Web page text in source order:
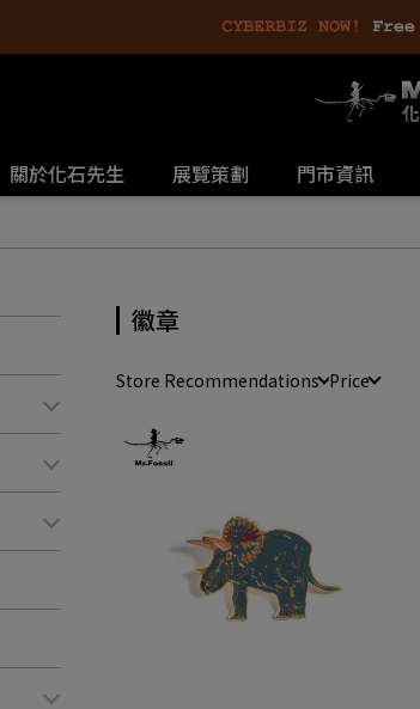
關於化石先生 展覽策劃 門市資訊
徽章
Store Recommendations Price